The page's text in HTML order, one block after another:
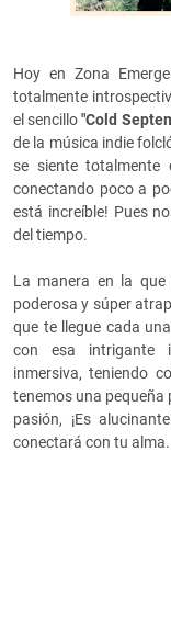
Hoy en Zona
totalmente
el sencillo"Cold
de la música indie
se siente totalmente
conectando poco a
está increíble! Pues
del tiempo.
La manera en la
poderosa y súper
que te llegue cada
con esa intrigante
inmersiva, teniendo
tenemos una pequeña
pasión, ¡Es
conectará con tu alma.